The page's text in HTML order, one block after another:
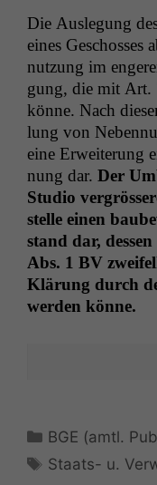
Die Ausle­gung
eines Geschoss­es
nutzung im
gung, die mit Art.
könne. Nach
lung von
eine Erweiterung
nung dar. Der
Stu­dio
stelle einen
stand dar,
Abs. 1 BV
Klärung durch
wer­den könne.
Kategorien
BGE (amtl.
Schlagwörter
Staats- u.